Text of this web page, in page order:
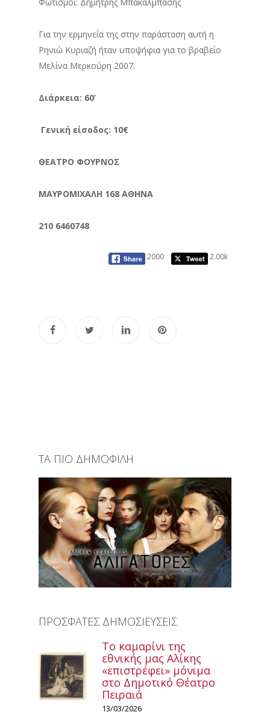
Για την ερμηνεία της στην παράσταση αυτή η
Ρηνιώ Κυριαζή ήταν υποψήφια για το βραβείο
Μελίνα Μερκούρη 2007.
Διάρκεια: 60’
Γενική είσοδος: 10€
ΘΕΑΤΡΟ ΦΟΥΡΝΟΣ
ΜΑΥΡΟΜΙΧΑΛΗ 168 ΑΘΗΝΑ
210 6460748
2000 2.00k
ΤΑ ΠΙΟ ΔΗΜΟΦΙΛΗ
ΠΡΟΣΦΑΤΕΣ ΔΗΜΟΣΙΕΥΣΕΙΣ
Το καμαρίνι της
εθνικής μας Αλίκης
«επιστρέφει» μόνιμα
στο Δημοτικό Θέατρο
Πειραιά
13/03/2026